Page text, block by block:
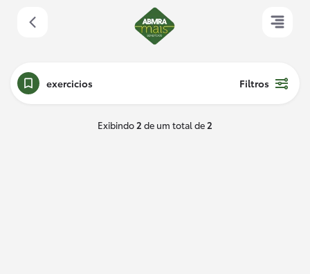
exercicios Filtros
Exibindo2 de um total de2